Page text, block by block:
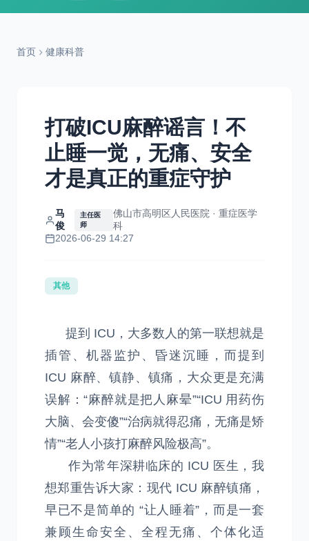
首页 健康科普
打破ICU麻醉谣言！不
止睡一觉，无痛、安全
才是真正的重症守护
马
俊
主任医
师
佛山市高明区人民医院 · 重症医学
科
2026-06-29 14:27
其他
提到 ICU，大多数人的第一联想就是
插管、机器监护、昏迷沉睡，而提到
ICU 麻醉、镇静、镇痛，大众更是充满
误解：“麻醉就是把人麻晕”“ICU 用药伤
大脑、会变傻”“治病就得忍痛，无痛是矫
情”“老人小孩打麻醉风险极高”。
作为常年深耕临床的 ICU 医生，我
想郑重告诉大家：现代 ICU 麻醉镇痛，
早已不是简单的 “让人睡着”，而是一套
兼顾生命安全、全程无痛、个体化适